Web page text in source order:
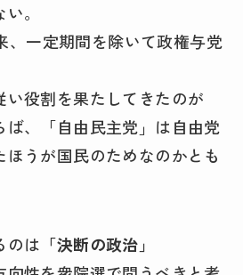
。
、一定期間を除いて政権与党
役割を果たしてきたのが
ば、「自由民主党」は自由党
ほうが国民のためなのかとも
のは 「決断の政治」